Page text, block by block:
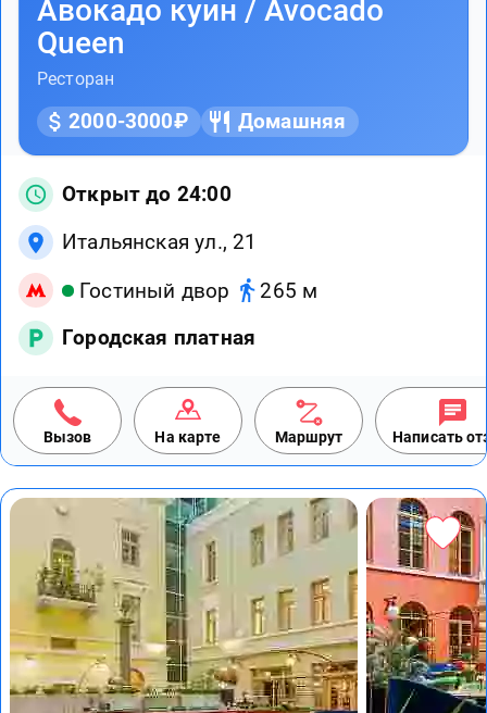
Авокадо куин / Avocado
Queen
Ресторан
2000-3000₽ Домашняя
Открыт до 24:00
Итальянская ул., 21
Гостиный двор
265 м
Городская платная
Вызов На карте Маршрут Написать